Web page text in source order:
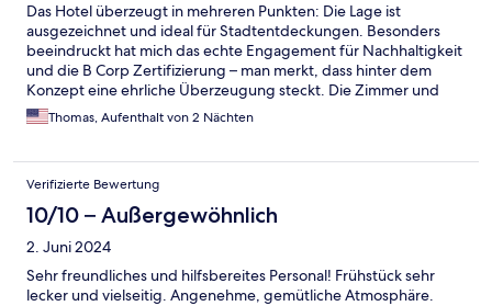
Das Hotel überzeugt in mehreren Punkten: Die Lage ist
ausgezeichnet und ideal für Stadtentdeckungen. Besonders
beeindruckt hat mich das echte Engagement für Nachhaltigkeit
und die B Corp Zertifizierung – man merkt, dass hinter dem
Konzept eine ehrliche Überzeugung steckt. Die Zimmer und
Gemeinschaftsflächen waren tadellos sauber und gepflegt. Der
entscheidende Kritikpunkt Leider wiegt ein wesentlicher
in keinem vertretbaren Verhältnis zum Preis. Bei über 200 EUR
pro Nacht war ich schlicht nicht darauf vorbereitet, wie beengt
der Raum tatsächlich ist – das war ein echter Schockmoment
beim Betreten des Zimmers. In dieser Preiskategorie darf man
zu Recht ein Mindestmass an Komfort und Bewegungsfreiheit
erwarten.
Thomas, Aufenthalt von 2 Nächten
Verifizierte Bewertung
10/10 – Außergewöhnlich
2. Juni 2024
Sehr freundliches und hilfsbereites Personal! Frühstück sehr
lecker und vielseitig. Angenehme, gemütliche Atmosphäre.